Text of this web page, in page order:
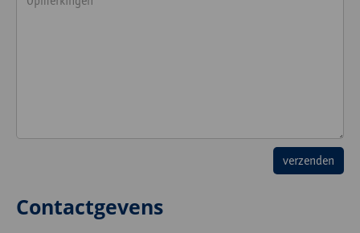
Contactgevens